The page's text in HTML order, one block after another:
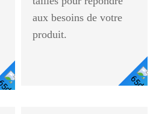
aux besoins de votre
produit.